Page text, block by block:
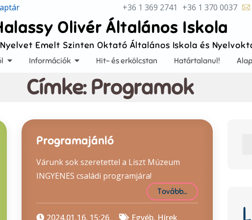
+36 1 369 2741 +36 1 370 0037
Olivér Általános Iskola
Emelt Szinten Oktató Általános Iskola és
Információk Hit- és erkölcstan Határtalanul!
Címke:Programok
Programajánló
Várunk sok szeretettel a Liszt Múzeum
INGYENES családi programjára!
Tovább…
2024.01.16. 15:26 Egyéb, Hírek